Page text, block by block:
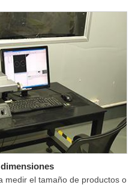
medir el tamaño de productos o